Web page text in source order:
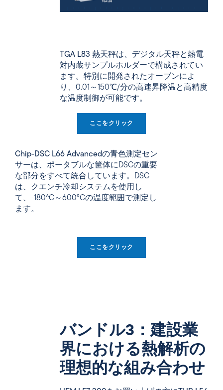
TGA L83 熱天秤は、デジタル天秤と熱電
対内蔵サンプルホルダーで構成されてい
ます。特別に開発されたオーブンによ
り、0.01～150℃/分の高速昇降温と高精度
な温度制御が可能です。
ここをクリック
Chip-DSC L66 Advancedの青色測定セン
サーは、ポータブルな筐体にDSCの重要
な部分をすべて統合しています。DSC
は、クエンチ冷却システムを使用し
て、-180^C～600°Cの温度範囲で測定し
ます。
ここをクリック
バンドル3：建設業
界における熱解析の
理想的な組み合わせ